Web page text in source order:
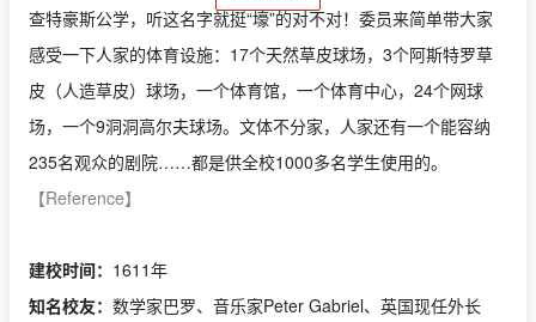
查特豪斯公学，听这名字就挺“壕”的对不对！委员来简单带大家
感受一下人家的体育设施：17个天然草皮球场，3个阿斯特罗草
皮（人造草皮）球场，一个体育馆，一个体育中心，24个网球
场，一个9洞洞高尔夫球场。文体不分家，人家还有一个能容纳
235名观众的剧院……都是供全校1000多名学生使用的。
【Reference】
建校时间： 1611年
知名校友： 数学家巴罗、音乐家Peter Gabriel、英国现任外长